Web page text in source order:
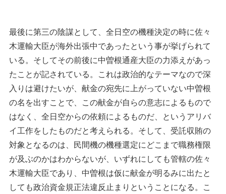
最後に第三の陰謀として、全日空の機種決定の時に佐々
木運輸大臣が海外出張中であったという事が挙げられて
いる。そしてその前後に中曽根通産大臣の力添えがあっ
たことが記されている。これは政治的なテーマなので深
入りは避けたいが、献金の宛先に上がっていない中曽根
の名を出すことで、この献金が自らの意志によるもので
はなく、全日空からの依頼によるものだ、というアリバ
イ工作をしたものだと考えられる。そして、受託収賄の
対象となるのは、民間機の機種選定にどこまで職務権限
が及ぶのかはわからないが、いずれにしても管轄の佐々
木運輸大臣であり、中曽根は仮に献金が明るみに出たと
しても政治資金規正法違反止まりということになる。こ